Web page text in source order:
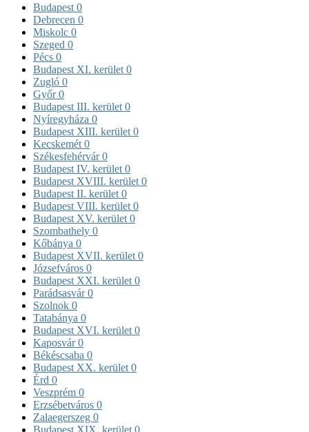
Budapest 0
Debrecen 0
Miskolc 0
Szeged 0
Pécs 0
Budapest XI. kerület 0
Zugló 0
Győr0
Budapest III. kerület 0
Nyíregyháza 0
Budapest XIII. kerület 0
Kecskemét 0
Székesfehérvár0
Budapest IV. kerület 0
Budapest XVIII. kerület 0
Budapest II. kerület 0
Budapest VIII. kerület 0
Budapest XV. kerület 0
Szombathely 0
Kőbánya 0
Budapest XVII. kerület 0
Józsefváros 0
Budapest XXI. kerület 0
Parádsasvár0
Szolnok 0
Tatabánya 0
Budapest XVI. kerület 0
Kaposvár0
Békéscsaba 0
Budapest XX. kerület 0
Érd 0
Veszprém 0
Erzsébetváros 0
Zalaegerszeg 0
Budapest XIX. kerület 0